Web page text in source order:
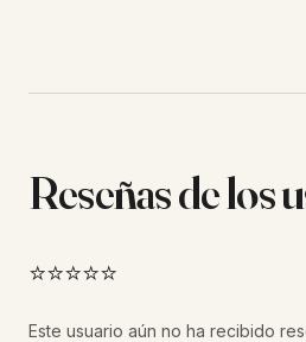
Reseñas de los
⭐⭐⭐⭐⭐
Este usuario aún no ha recibido